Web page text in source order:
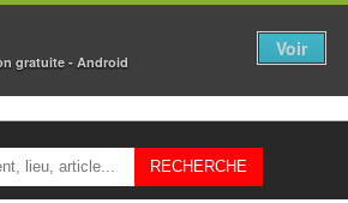
gratuite - Android
Voir